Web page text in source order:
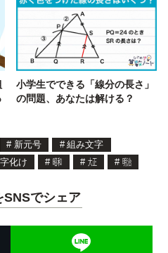
小学生でできる「線分の長さ」
の問題、あなたは解ける？
# 新元号 # 組み文字
化け # ㍼ # ㍽ # ㍾
SNSでシェア